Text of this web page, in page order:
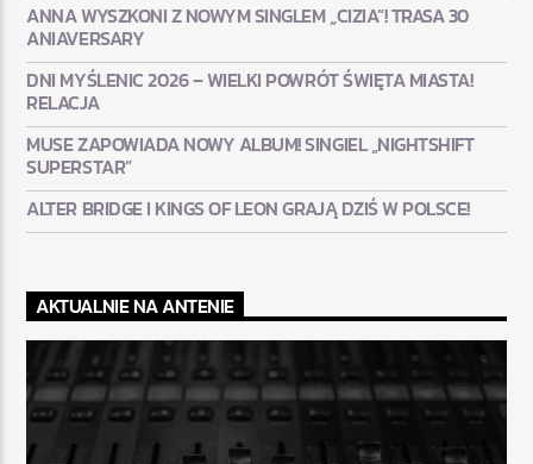
ANNA WYSZKONI Z NOWYM SINGLEM „CIZIA”! TRASA 30
ANIAVERSARY
DNI MYŚLENIC 2026 – WIELKI POWRÓT ŚWIĘTA MIASTA!
RELACJA
MUSE ZAPOWIADA NOWY ALBUM! SINGIEL „NIGHTSHIFT
SUPERSTAR”
ALTER BRIDGE I KINGS OF LEON GRAJĄ DZIŚ W POLSCE!
AKTUALNIE NA ANTENIE